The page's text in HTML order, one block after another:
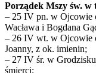
Porządek Mszy św. w
– 25 IV pn. w Ojcowie
Wacława i Bogdana
– 26 IV wt. w Ojcowie
Joanny, z ok. imienin;
– 27 IV śr. w
śmierci;